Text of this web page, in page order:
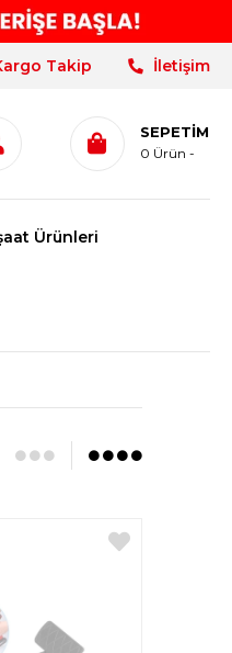
Takip İletişim
SEPETIM
0 Ürün
Ürünleri